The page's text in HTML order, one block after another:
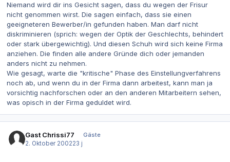
Niemand wird dir ins Gesicht sagen, dass du wegen der Frisur
nicht genommen wirst. Die sagen einfach, dass sie einen
geeigneteren Bewerber/in gefunden haben. Man darf nicht
diskriminieren (sprich: wegen der Optik der Geschlechts, behindert
oder stark übergewichtig). Und diesen Schuh wird sich keine Firma
anziehen. Die finden alle andere Gründe dich oder jemanden
anders nicht zu nehmen.
Wie gesagt, warte die "kritische" Phase des Einstellungverfahrens
noch ab, und wenn du in der Firma dann arbeitest, kann man ja
vorsichtig nachforschen oder an den anderen Mitarbeitern sehen,
was opisch in der Firma geduldet wird.
Gast Chrissi77
Gäste
2. Oktober 200223 j